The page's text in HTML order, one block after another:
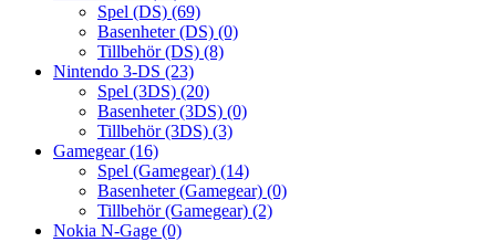
Spel (DS) (69)
Basenheter (DS) (0)
Tillbehör (DS) (8)
Nintendo 3-DS (23)
Spel (3DS) (20)
Basenheter (3DS) (0)
Tillbehör (3DS) (3)
Gamegear(16)
Spel (Gamegear) (14)
Basenheter (Gamegear) (0)
Tillbehör (Gamegear) (2)
Nokia N-Gage (0)